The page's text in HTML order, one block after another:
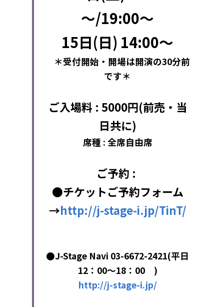
～/19:00～
15日(日) 14:00～
＊受付開始・開場は開演の30分前
です＊
ご入場料 : 5000円(前売・当
日共に)
席種 : 全席自由席
ご予約 :
●チケットご予約フォーム
→http://j-stage-i.jp/TinT/
●J-Stage Navi 03-6672-2421(平日
12：00～18：00　)
http://j-stage-i.jp/